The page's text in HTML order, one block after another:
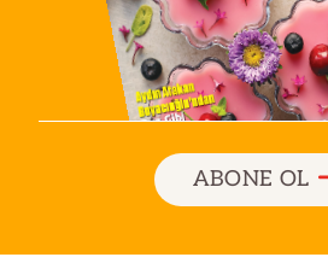
ABONE OL